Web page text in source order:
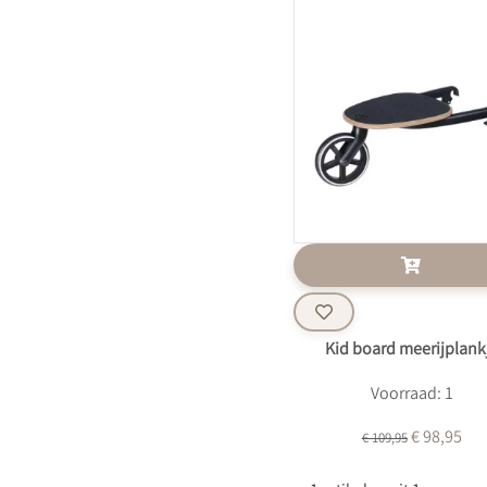
Kid board
Voorraad: 1
€ 109,95€ 98,95